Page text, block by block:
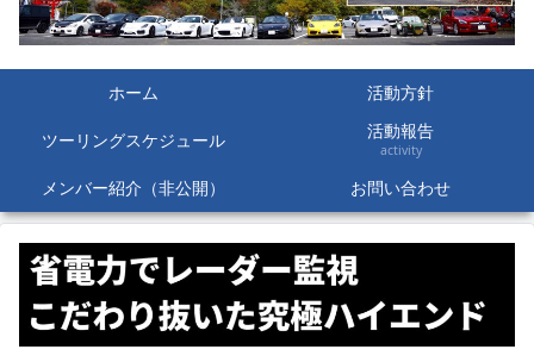
ホーム 活動方針
ツーリングスケジュール 活動報告
activity
メンバー紹介（非公開） お問い合わせ